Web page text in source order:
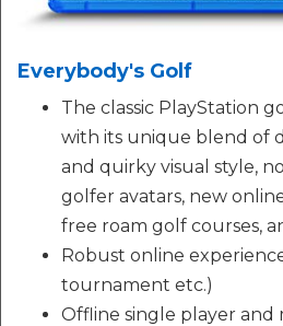
Everybody's Golf
The classic PlayStation
with its unique blend of
and quirky visual style,
golfer avatars, new
free roam golf courses,
Robust online
tournament etc.)
Offline single player